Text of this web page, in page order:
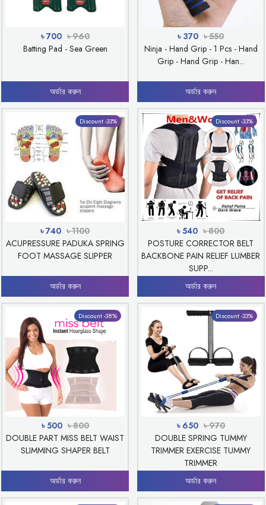
৳ 700 ৳ 960
Batting Pad - Sea Green
অর্ডার করুন
৳ 370 ৳ 550
Ninja - Hand Grip - 1 Pcs - Hand
Grip - Hand Grip - Han...
অর্ডার করুন
Discount -33%
৳ 740 ৳ 1100
ACUPRESSURE PADUKA SPRING
FOOT MASSAGE SLIPPER
অর্ডার করুন
Discount -33%
৳ 540 ৳ 800
POSTURE CORRECTOR BELT
BACKBONE PAIN RELIEF LUMBER
SUPP...
অর্ডার করুন
Discount -38%
৳ 500 ৳ 800
DOUBLE PART MISS BELT WAIST
SLIMMING SHAPER BELT
অর্ডার করুন
Discount -33%
৳ 650 ৳ 970
DOUBLE SPRING TUMMY
TRIMMER EXERCISE TUMMY
TRIMMER
অর্ডার করুন